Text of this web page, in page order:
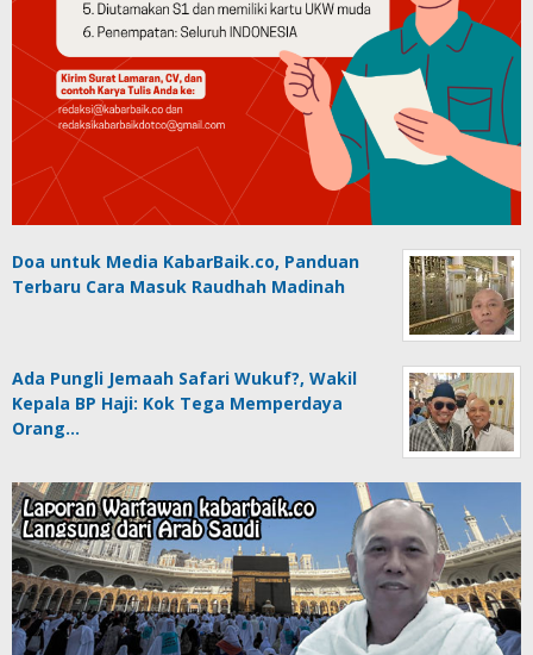
Doa untuk Media KabarBaik.co, Panduan
Terbaru Cara Masuk Raudhah Madinah
Ada Pungli Jemaah Safari Wukuf?, Wakil
Kepala BP Haji: Kok Tega Memperdaya
Orang…